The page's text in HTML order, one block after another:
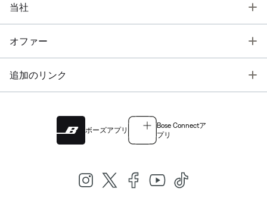
当社
オファー
追加のリンク
ボーズアプリ
Bose Connectア
プリ